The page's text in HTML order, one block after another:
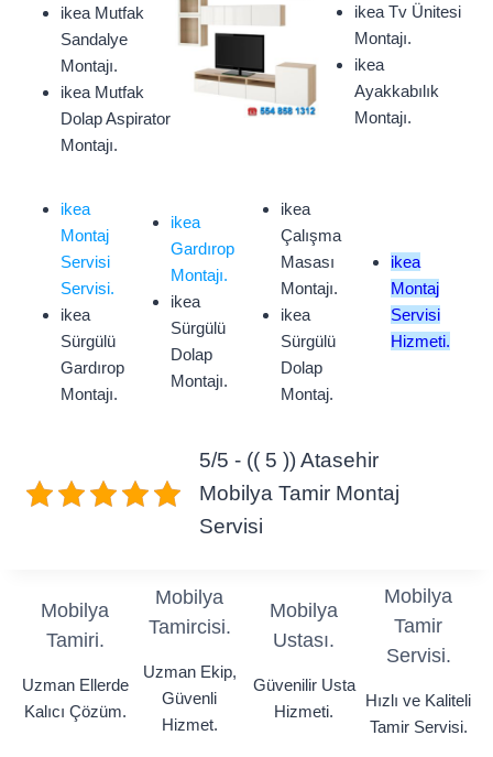
ikea Mutfak
Sandalye
Montajı.
ikea Mutfak
Dolap Aspirator
Montajı.
ikea Tv Ünitesi
Montajı.
ikea
Ayakkabılık
Montajı.
ikea
Montaj
Servisi
Servisi.
ikea
Sürgülü
Gardırop
Montajı.
ikea
Gardırop
Montajı.
ikea
Sürgülü
Dolap
Montajı.
ikea
Çalışma
Masası
Montajı.
ikea
Sürgülü
Dolap
Montaj.
ikea
Montaj
Servisi
Hizmeti.
5/5 - (( 5 )) Atasehir
Mobilya Tamir Montaj
Servisi
Mobilya
Tamiri.
Uzman Ellerde
Kalıcı Çözüm.
Mobilya
Tamircisi.
Uzman Ekip,
Güvenli
Hizmet.
Mobilya
Ustası.
Güvenilir Usta
Hizmeti.
Mobilya
Tamir
Servisi.
Hızlı ve Kaliteli
Tamir Servisi.